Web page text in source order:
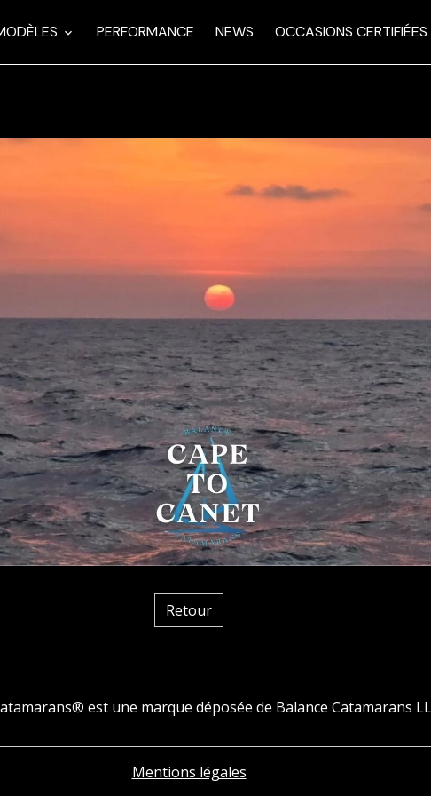
PERFORMANCE NEWS OCCASIONS CERTIFIÉES
Retour
est une marque déposée de Balance Catamarans
Mentions légales